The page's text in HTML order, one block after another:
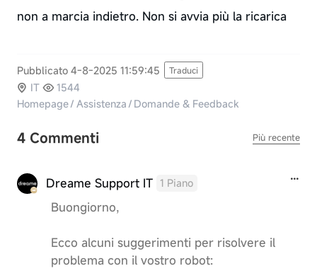
non a marcia indietro. Non si avvia più la ricarica
Pubblicato 4-8-2025 11:59:45 Traduci
IT
1544
Homepage/ Assistenza/ Domande & Feedback
4 Commenti Più recente
Dreame Support IT 1 Piano
Buongiorno,
Ecco alcuni suggerimenti per risolvere il
problema con il vostro robot: